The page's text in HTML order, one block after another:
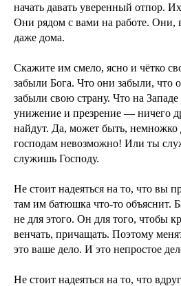
начать давать уверенный отпор.
Они рядом с вами на работе. Они,
даже дома.
Скажите им смело, ясно и чётко
забыли Бога. Что они забыли, что
забыли свою страну. Что на
унижение и презрение — ничего
найдут. Да, может быть, немножко
господам невозможно! Или ты
служишь Господу.
Не стоит надеяться на то, что вы
там им батюшка что-то объяснит.
не для этого. Он для того, чтобы
венчать, причащать. Поэтому
это ваше дело. И это непростое
Не стоит надеяться на то, что